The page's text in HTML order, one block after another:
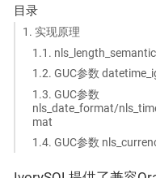
目录
1. 实现原理
1.1.
1.2. GUC参数
1.3. GUC参数
nls_date_format/
mat
1.4. GUC参数